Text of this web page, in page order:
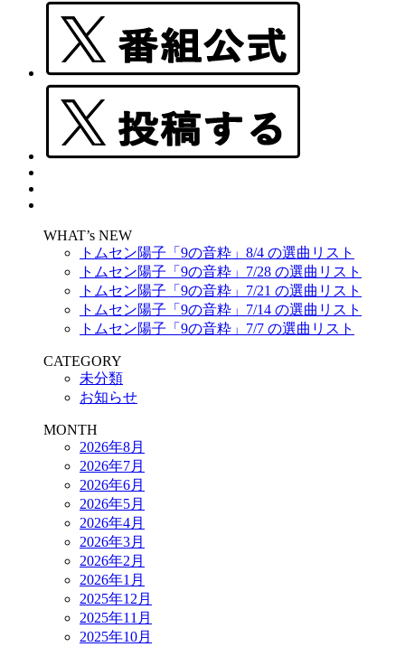
WHAT’s NEW
トムセン陽子「9の音粋」8/4 の選曲リスト
トムセン陽子「9の音粋」7/28 の選曲リスト
トムセン陽子「9の音粋」7/21 の選曲リスト
トムセン陽子「9の音粋」7/14 の選曲リスト
トムセン陽子「9の音粋」7/7 の選曲リスト
CATEGORY
未分類
お知らせ
MONTH
2026年8月
2026年7月
2026年6月
2026年5月
2026年4月
2026年3月
2026年2月
2026年1月
2025年12月
2025年11月
2025年10月